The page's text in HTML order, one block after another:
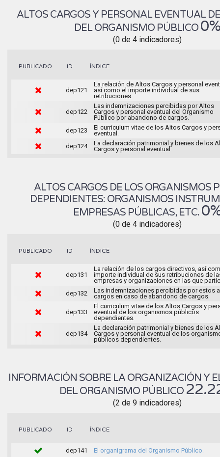
ALTOS CARGOS Y PERSONAL EVENTUAL
DEL ORGANISMO PÚBLICO 0%
(0 de 4 indicadores)
PUBLICADO ID ÍNDICE
dep121
La relación de Altos Cargos y personal
así como el importe individual de sus
retribuciones.
dep122
Las indemnizaciones percibidas por Altos
Cargos y personal eventual del Organismo
Público por abandono de cargos.
dep123
El curriculum vitae de los Altos Cargos y
eventual.
dep124
La declaración patrimonial y bienes de los
Cargos y personal eventual
ALTOS CARGOS DE LOS ORGANISMOS
DEPENDIENTES: ORGANISMOS
EMPRESAS PÚBLICAS, ETC.
(0 de 4 indicadores)
PUBLICADO ID ÍNDICE
dep131
La relación de los cargos directivos, así
importe individual de sus retribuciones de
empresas y organizaciones en las que
dep132
Las indemnizaciones percibidas por estos
cargos en caso de abandono de cargos.
dep133
El curriculum vitae de los Altos Cargos y
eventual de los organismos públicos
dependientes.
dep134
La declaración patrimonial y bienes de los
Cargos y personal eventual de los
públicos dependientes.
INFORMACIÓN SOBRE LA ORGANIZACIÓN Y
DEL ORGANISMO PÚBLICO
(2 de 9 indicadores)
PUBLICADO ID ÍNDICE
dep141 El organigrama del Organismo Público.